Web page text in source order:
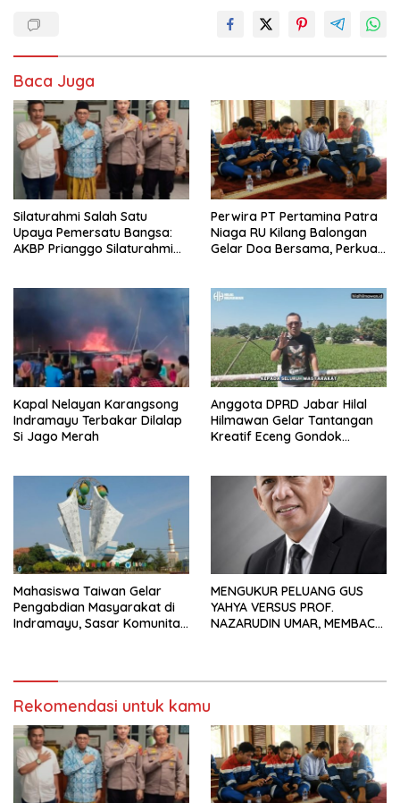
Baca Juga
Silaturahmi Salah Satu
Upaya Pemersatu Bangsa:
AKBP Prianggo Silaturahmi
Perwira PT Pertamina Patra
Niaga RU Kilang Balongan
Gelar Doa Bersama, Perkuat
Kapal Nelayan Karangsong
Indramayu Terbakar Dilalap
Si Jago Merah
Anggota DPRD Jabar Hilal
Hilmawan Gelar Tantangan
Kreatif Eceng Gondok
Mahasiswa Taiwan Gelar
Pengabdian Masyarakat di
Indramayu, Sasar Komunitas
MENGUKUR PELUANG GUS
YAHYA VERSUS PROF.
NAZARUDIN UMAR, MEMBACA
Rekomendasi untuk kamu